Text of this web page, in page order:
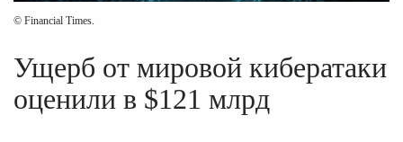
© Financial Times.
Ущерб от мировой кибератаки
оценили в $121 млрд